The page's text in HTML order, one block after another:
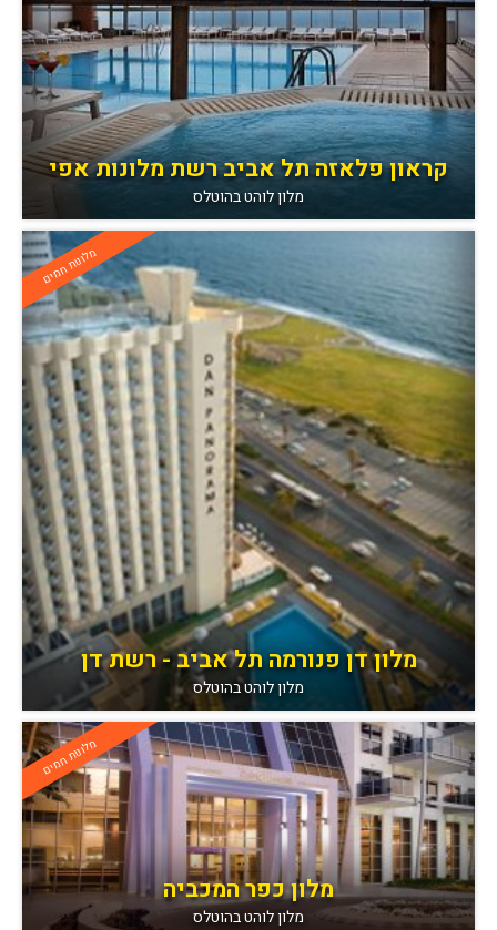
קראון פלאזה תל אביב רשת מלונות אפי
מלון לוהט בהוטלס
מלונות חמים
מלון דן פנורמה תל אביב - רשת דן
מלון לוהט בהוטלס
מלונות חמים
מלון כפר המכביה
מלון לוהט בהוטלס